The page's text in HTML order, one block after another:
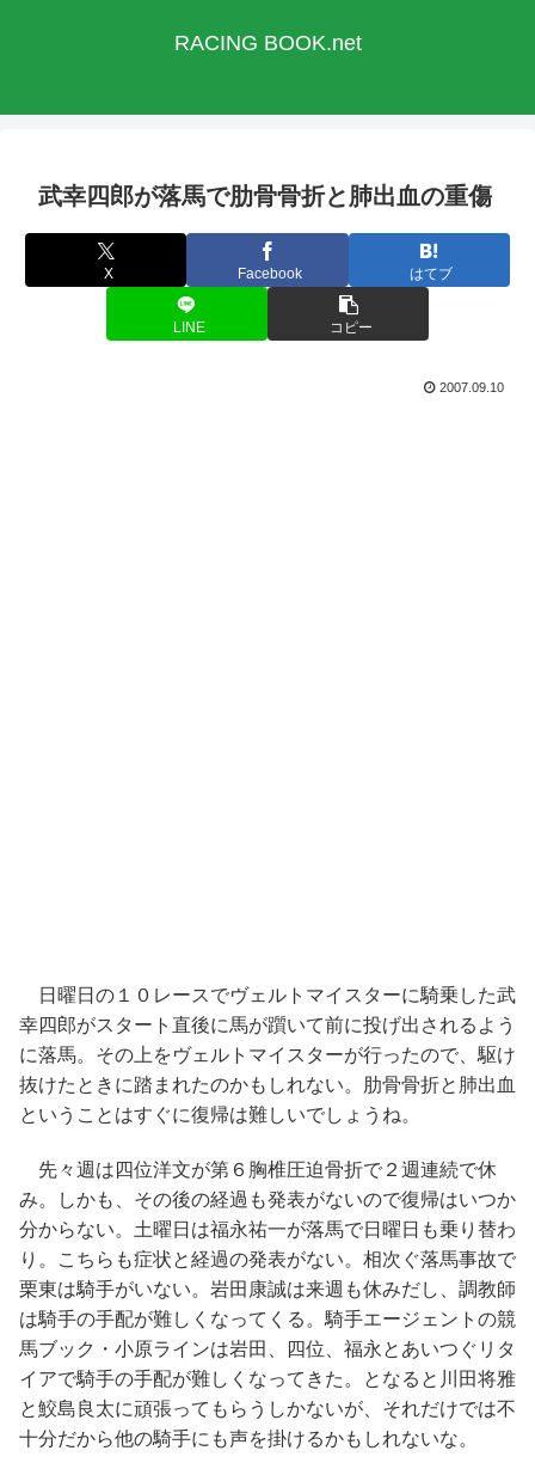
RACING BOOK.net
武幸四郎が落馬で肋骨骨折と肺出血の重傷
X Facebook はてブ
LINE コピー
2007.09.10
日曜日の１０レースでヴェルトマイスターに騎乗した武
幸四郎がスタート直後に馬が躓いて前に投げ出されるよう
に落馬。その上をヴェルトマイスターが行ったので、駆け
抜けたときに踏まれたのかもしれない。肋骨骨折と肺出血
ということはすぐに復帰は難しいでしょうね。
先々週は四位洋文が第６胸椎圧迫骨折で２週連続で休
み。しかも、その後の経過も発表がないので復帰はいつか
分からない。土曜日は福永祐一が落馬で日曜日も乗り替わ
り。こちらも症状と経過の発表がない。相次ぐ落馬事故で
栗東は騎手がいない。岩田康誠は来週も休みだし、調教師
は騎手の手配が難しくなってくる。騎手エージェントの競
馬ブック・小原ラインは岩田、四位、福永とあいつぐリタ
イアで騎手の手配が難しくなってきた。となると川田将雅
と鮫島良太に頑張ってもらうしかないが、それだけでは不
十分だから他の騎手にも声を掛けるかもしれないな。